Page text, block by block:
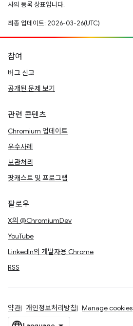
사의 등록 상표입니다.
최종 업데이트: 2026-03-26(UTC)
참여
버그 신고
공개된 문제 보기
관련 콘텐츠
Chromium 업데이트
우수사례
보관처리
팟캐스트 및 프로그램
팔로우
X의 @ChromiumDev
YouTube
LinkedIn의 개발자용 Chrome
RSS
약관 개인정보처리방침 Manage cookies